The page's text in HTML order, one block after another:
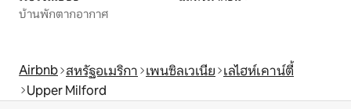
บ้านพักตากอากาศ
Airbnb สหรัฐอเมริกา เพนซิลเวเนีย เลไฮห์เคาน์ตี้
Upper Milford